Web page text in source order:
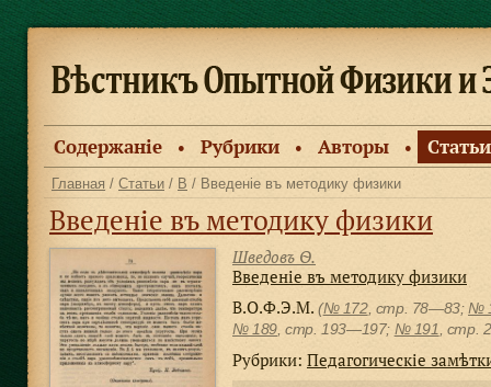
Содержанiе ● Рубрики ● Авторы ● Статьи
Главная / Статьи / В / Введенiе въ методику физики
Введенiе въ методику физики
Шведовъ Ѳ.
Введенiе въ методику физики
В.О.Ф.Э.М. (№ 172, стр. 78—83; №
№ 189 , cтр. 193—197; № 191 , cтр.
Рубрики: Педагогическiе